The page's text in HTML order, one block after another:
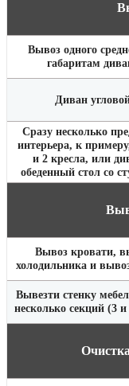
Подача машины с
Вывоз одного
габаритам
Диван
Сразу несколько
интерьера, к
и 2 кресла, или
обеденный стол со
Вывоз кровати,
холодильника и
Вывезти стенку
несколько секций (3